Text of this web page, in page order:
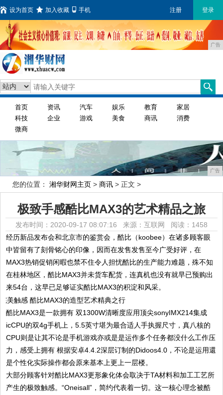
设为首页 加入收藏 手机 注册 登录
广告
首页 资讯 汽车 娱乐 教育
家居
科技
企业 游戏 美食 商讯
消费
微商
广告
您的位置： 湘华财网主页 > 商讯 > 正文 >
极致手感酷比MAX3的艺术精品之旅
发布时间：2020-09-17 08:07:16 来源：互联网 阅读：1458
经历新品发布会和北京市的鉴赏会，酷比（koobee）在诸多顾客眼
中皆留有了刻骨铭心的印像，因而在发售发售至今广受好评，在
MAX3热销促销闲暇也禁不住令人担忧酷比的生产能力难题，殊不知
在桂林地区，酷比MAX3并未货车配货，连真机也没有就早已预购出
来54台，这早已足够证实酷比MAX3的积淀和风采。
酷比MAX3是一款拥有 双1300W清晰度应用顶尖sonyIMX214集成
icCPU的双4g手机上，5.5英寸堪为最合适人手执握尺寸，真八核的
CPU则是让其不论是手机游戏亦或是是运作多个任务都没什么工作压
力，感受上拥有 根据安卓4.4.2深层订制的Didoos4.0，不论是运用還
是个性化实际操作都会原来基本上更上一层楼。
大部分顾客针对酷比MAX3更形象化体会取决于TA材料和加工工艺所
产生的极致触感。“Oneisall”，简约代表着一切。这一核心理念被酷